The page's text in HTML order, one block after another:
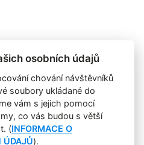
Marketing Journalu.
s.r.o. Plné znění licenčních
osobních údajů
chování návštěvníků
soubory ukládané do
vám s jejich pomocí
co vás budou s větší
(INFORMACE O
ÚDAJŮ).